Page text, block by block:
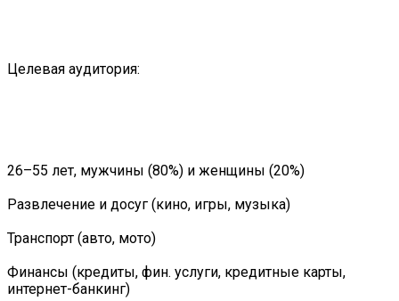
Целевая аудитория:
26–55 лет, мужчины (80%) и женщины (20%)
Развлечение и досуг (кино, игры, музыка)
Транспорт (авто, мото)
Финансы (кредиты, фин. услуги, кредитные карты,
интернет-банкинг)